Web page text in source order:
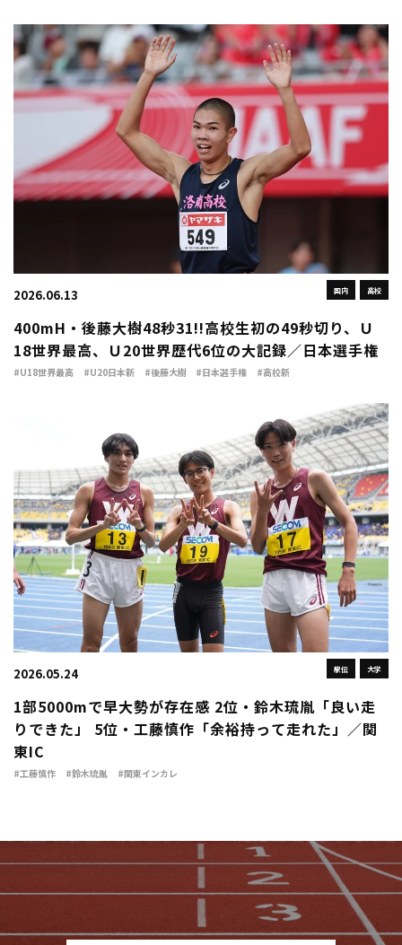
国内 高校
2026.06.13
400mH・後藤大樹48秒31!!高校生初の49秒切り、Ｕ
18世界最高、Ｕ20世界歴代6位の大記録／日本選手権
#U18世界最高 #U20日本新 #後藤大樹 #日本選手権 #高校新
駅伝 大学
2026.05.24
1部5000mで早大勢が存在感 2位・鈴木琉胤「良い走
りできた」 5位・工藤慎作「余裕持って走れた」／関
東IC
#工藤慎作 #鈴木琉胤 #関東インカレ